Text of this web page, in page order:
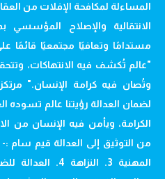
المساءلة لمكافحة الإفلات من
الانتقالية والإصلاح
مستدامًا وتعافيًا مجتمعيًا قائمًا
"عالم تُكشف فيه الانتهاكات،
وتُصان فيه كرامة الإنسان."
لضمان العدالة رؤيتنا عالم تسوده
الكرامة، ويأمن فيه الإنسان من